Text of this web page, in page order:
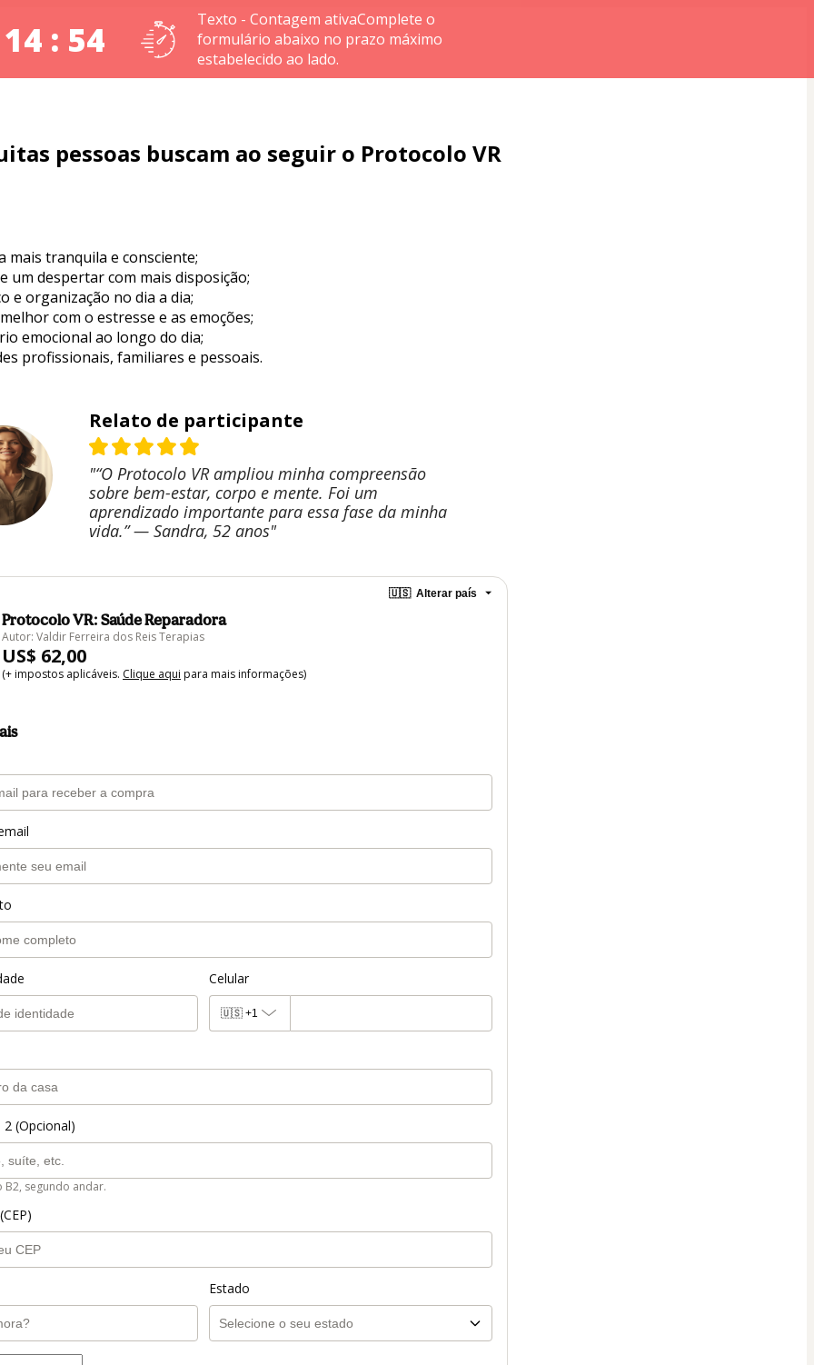
: 53
Texto - Contagem ativaComplete o
formulário abaixo no prazo máximo
estabelecido ao lado.
pessoas buscam ao seguir o Protocolo VR
tranquila e consciente;
um despertar com mais disposição;
e organização no dia a dia;
com o estresse e as emoções;
emocional ao longo do dia;
profissionais, familiares e pessoais.
Relato de participante
"“O Protocolo VR ampliou minha compreensão
sobre bem-estar, corpo e mente. Foi um
aprendizado importante para essa fase da minha
vida.” — Sandra, 52 anos"
🇺🇸 Alterar país
Protocolo VR: Saúde Reparadora
Autor: Valdir Ferreira dos Reis Terapias
US$ 62,00
(+ impostos aplicáveis. Clique aqui para mais informações)
Celular
🇺🇸 +1
2 (Opcional)
B2, segundo andar.
Estado